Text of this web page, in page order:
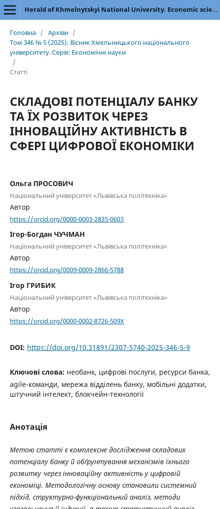
Herald of Khmelnytskyi National University. Economic sciences
Головна / Архіви /
Том 346 № 5 (2025): Вісник Хмельницького національного
університету. Серія: Економічні науки
/
Статті
СКЛАДОВІ ПОТЕНЦІАЛУ БАНКУ
ТА ЇХ РОЗВИТОК ЧЕРЕЗ
ІННОВАЦІЙНУ АКТИВНІСТЬ В
СФЕРІ ЦИФРОВОЇ ЕКОНОМІКИ
Ольга ПРОСОВИЧ
Національний університет «Львівська політехніка»
Автор
https://orcid.org/0000-0003-2835-0603
Ігор-Богдан ЧУЧМАН
Національний університет «Львівська політехніка»
Автор
https://orcid.org/0009-0009-2866-5788
Ігор ГРИБИК
Національний університет «Львівська політехніка»
Автор
https://orcid.org/0000-0002-8726-509X
DOI: https://doi.org/10.31891/2307-5740-2025-346-5-9
Ключові слова: необанк, цифрові послуги, ресурси банка,
agile-команди, мережа відділень банку, мобільні додатки,
штучний інтелект, блокчейн-технології
Анотація
Метою статті є комплексне дослідження складових
потенціалу банку й обґрунтування механізмів їхнього
розвитку через інноваційну активність у цифровій
економіці. Методологічну основу становили системний
підхід, структурно-функціональний аналіз, методи